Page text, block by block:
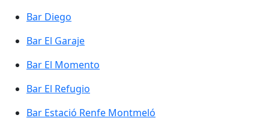
Bar Diego
Bar El Garaje
Bar El Momento
Bar El Refugio
Bar Estació Renfe Montmeló